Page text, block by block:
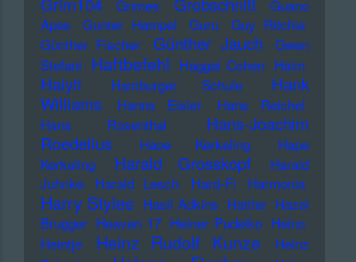
Grim104 Grimes Grobschnitt
Guano
Apes
Gunter Hampel Guru
Guy Ritchie
Günther Fischer
Günther Jauch
Gwen
Stefani Haftbefehl Haggai Cohen Haim
Haiyti Hamburger Schule
Hank
Williams
Hanns Eisler
Hans Reichel
Hans Rosenthal
Hans-Joachim
Roedelius
Haoe Kerkeling
Hape
Kerkeling
Harald Grosskopf
Harald
Juhnke
Harald Lesch Hard-Fi Harmonia
Harry Styles Hasil Adkins Hattler Hazel
Brugger Heaven 17 Heiner Pudelko Heino
Heintje
Heinz Rudolf Kunze
Heinz